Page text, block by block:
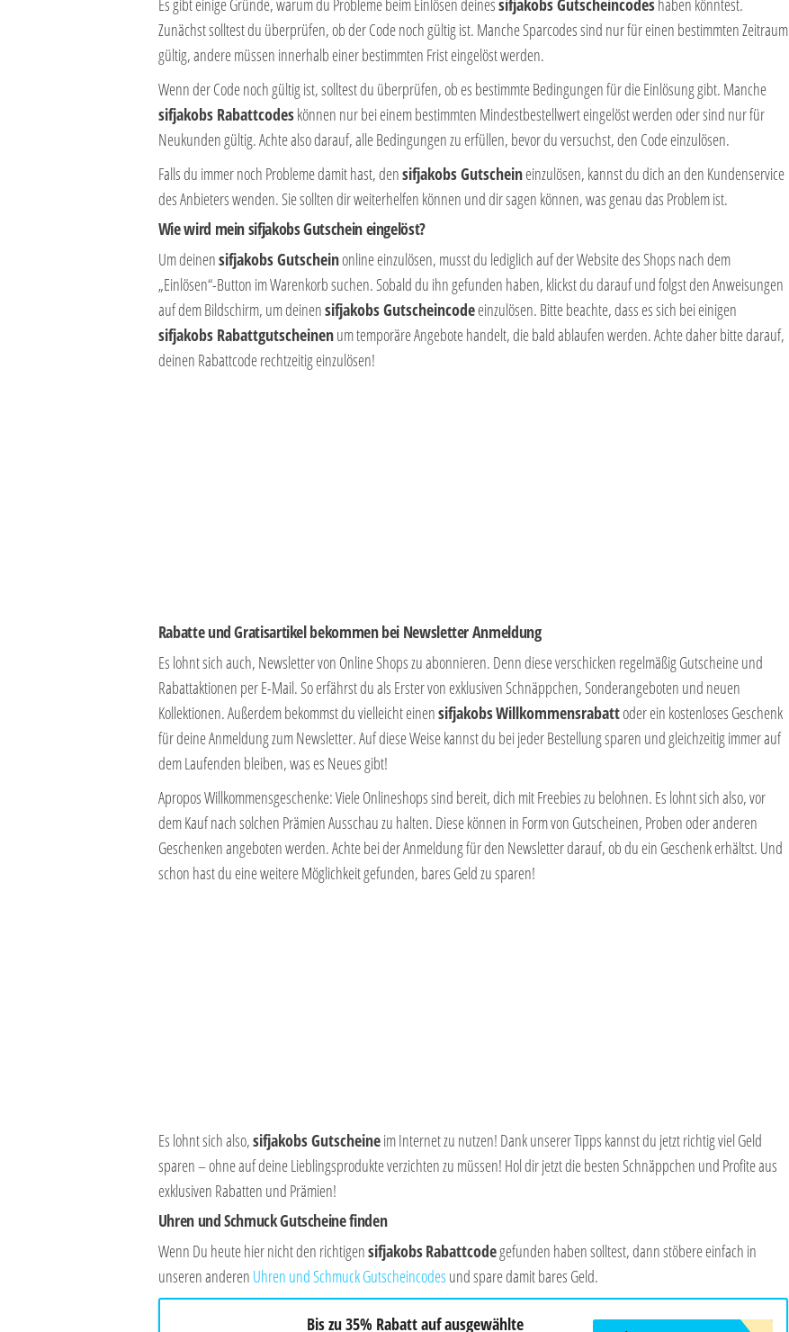
Es gibt einige Gründe, warum du Probleme beim Einlösen deinessifjakobs Gutscheincodeshaben könntest.
Zunächst solltest du überprüfen, ob der Code noch gültig ist. Manche Sparcodes sind nur für einen bestimmten Zeitraum
gültig, andere müssen innerhalb einer bestimmten Frist eingelöst werden.
Wenn der Code noch gültig ist, solltest du überprüfen, ob es bestimmte Bedingungen für die Einlösung gibt. Manche
sifjakobs Rabattcodeskönnen nur bei einem bestimmten Mindestbestellwert eingelöst werden oder sind nur für
Neukunden gültig. Achte also darauf, alle Bedingungen zu erfüllen, bevor du versuchst, den Code einzulösen.
Falls du immer noch Probleme damit hast, densifjakobs Gutscheineinzulösen, kannst du dich an den Kundenservice
des Anbieters wenden. Sie sollten dir weiterhelfen können und dir sagen können, was genau das Problem ist.
Wie wird mein sifjakobs Gutschein eingelöst?
Um deinensifjakobs Gutscheinonline einzulösen, musst du lediglich auf der Website des Shops nach dem
„Einlösen“-Button im Warenkorb suchen. Sobald du ihn gefunden haben, klickst du darauf und folgst den Anweisungen
auf dem Bildschirm, um deinensifjakobs Gutscheincodeeinzulösen. Bitte beachte, dass es sich bei einigen
sifjakobs Rabattgutscheinenum temporäre Angebote handelt, die bald ablaufen werden. Achte daher bitte darauf,
deinen Rabattcode rechtzeitig einzulösen!
Rabatte und Gratisartikel bekommen bei Newsletter Anmeldung
Es lohnt sich auch, Newsletter von Online Shops zu abonnieren. Denn diese verschicken regelmäßig Gutscheine und
Rabattaktionen per E-Mail. So erfährst du als Erster von exklusiven Schnäppchen, Sonderangeboten und neuen
Kollektionen. Außerdem bekommst du vielleicht einensifjakobsWillkommensrabattoder ein kostenloses Geschenk
für deine Anmeldung zum Newsletter. Auf diese Weise kannst du bei jeder Bestellung sparen und gleichzeitig immer auf
dem Laufenden bleiben, was es Neues gibt!
Apropos Willkommensgeschenke: Viele Onlineshops sind bereit, dich mit Freebies zu belohnen. Es lohnt sich also, vor
dem Kauf nach solchen Prämien Ausschau zu halten. Diese können in Form von Gutscheinen, Proben oder anderen
Geschenken angeboten werden. Achte bei der Anmeldung für den Newsletter darauf, ob du ein Geschenk erhältst. Und
schon hast du eine weitere Möglichkeit gefunden, bares Geld zu sparen!
Es lohnt sich also,sifjakobs Gutscheineim Internet zu nutzen! Dank unserer Tipps kannst du jetzt richtig viel Geld
sparen – ohne auf deine Lieblingsprodukte verzichten zu müssen! Hol dir jetzt die besten Schnäppchen und Profite aus
exklusiven Rabatten und Prämien!
Uhren und Schmuck Gutscheine finden
Wenn Du heute hier nicht den richtigensifjakobsRabattcodegefunden haben solltest, dann stöbere einfach in
unseren anderen Uhren und Schmuck Gutscheincodes und spare damit bares Geld.
Bis zu 35% Rabatt auf ausgewählte